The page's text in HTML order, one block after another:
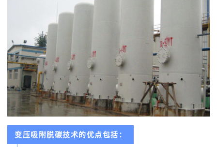
变压吸附脱碳技术的优点包括：